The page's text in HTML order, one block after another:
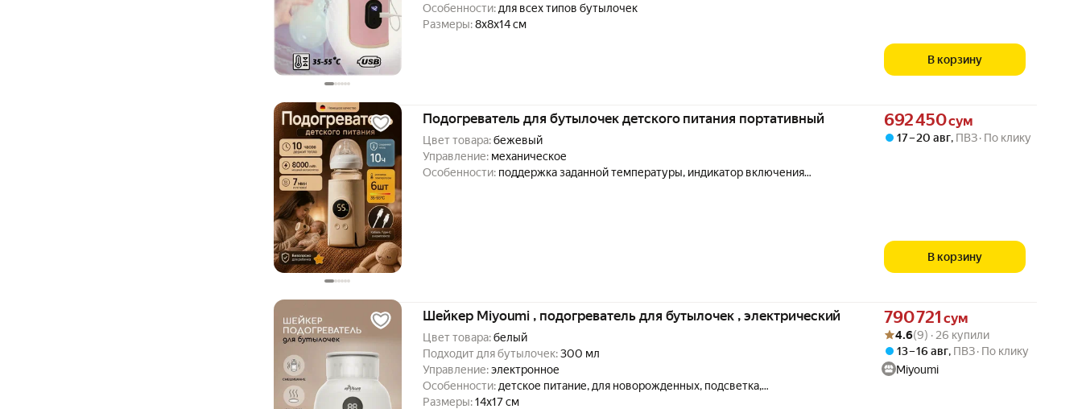
Особенности: для всех типов бутылочек
Размеры:8x8x14 см
В корзину
Подогреватель для бутылочек детского питания портативный
Цвет товара:бежевый
Управление: механическое
Особенности: поддержка заданной температуры, индикатор включения
Цена 692450 сум вместо
692 450сум
17 – 20 авг, ПВЗ По клику
В корзину
Шейкер Miyoumi , подогреватель для бутылочек , электрический
Цвет товара:белый
Подходит для бутылочек:300 мл
Управление:электронное
Особенности: детское питание, для новорожденных, подсветка,
подогреватель-термос, смешивает смесь
Размеры:14x17 см
Цена 790721 сум вместо
790 721 сум
Рейтинг товара: 4.6 из 5
Оценок: (9) · 26 купили
4.6(9) · 26 купили
13 – 16 авг, ПВЗ По клику
Miyoumi